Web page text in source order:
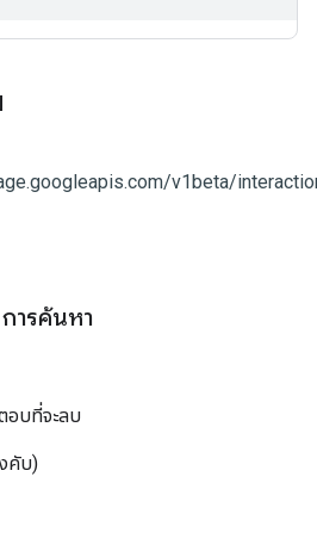
v1beta/
ารค้นหา
อบที่จะลบ
คับ)